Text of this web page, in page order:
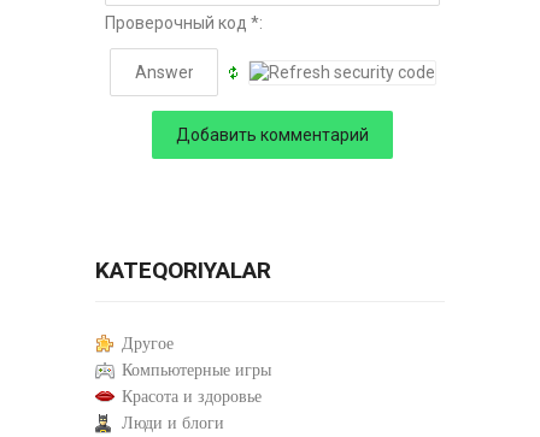
Проверочный код *:
KATEQORIYALAR
Другое
Компьютерные игры
Красота и здоровье
Люди и блоги